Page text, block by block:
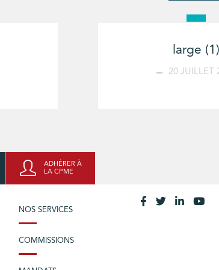
large (1)
20 JUILLET
ADHÉRER À
LA CPME
NOS SERVICES
COMMISSIONS